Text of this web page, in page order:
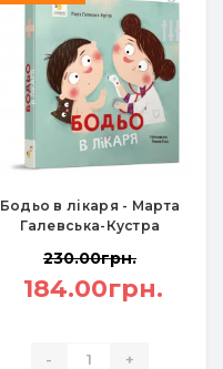
Бодьо в лікаря - Марта
Галевська-Кустра
230.00грн.
184.00грн.
- +